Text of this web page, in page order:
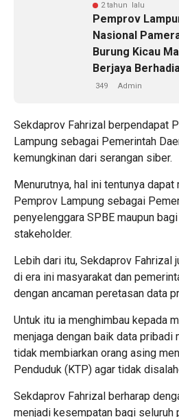
2 tahun lalu
Pemprov
Nasional
Burung Kicau
Berjaya
349 Admin
Sekdaprov Fahrizal berpendapat
Lampung sebagai Pemerintah
kemungkinan dari serangan siber.
Menurutnya, hal ini tentunya
Pemprov Lampung sebagai
penyelenggara SPBE maupun
stakeholder.
Lebih dari itu, Sekdaprov Fahrizal
di era ini masyarakat dan
dengan ancaman peretasan data
Untuk itu ia menghimbau kepada
menjaga dengan baik data pribadi
tidak membiarkan orang asing
Penduduk (KTP) agar tidak
Sekdaprov Fahrizal berharap
menjadi kesempatan bagi seluruh